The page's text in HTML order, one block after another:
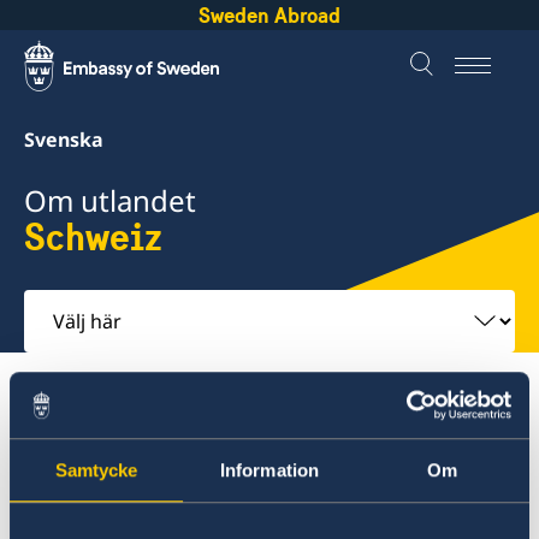
Samtycke Information Om
Sweden Abroad
Svenska
Om utlandet
Schweiz
Välj
här
Hjälp till svenskar i Schweiz
Schweiz